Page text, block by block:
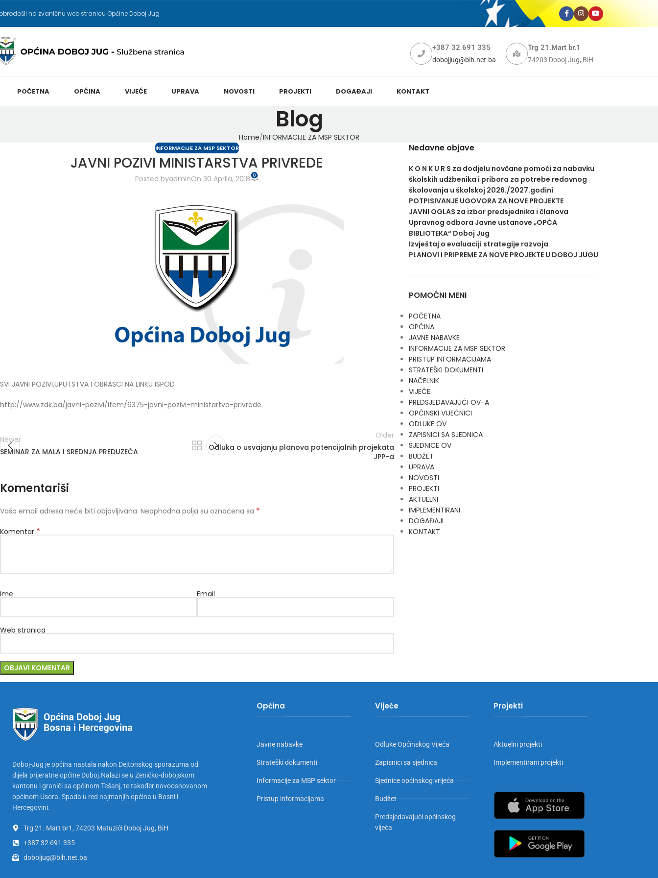
na zvaničnu web stranicu Općine Doboj Jug
+387 32 691 335
dobojjug@bih.net.ba
Trg 21.Mart br.1
74203 Doboj Jug, BiH
POČETNA OPĆINA VIJEĆE UPRAVA NOVOSTI PROJEKTI DOGAĐAJI KONTAKT
Blog
Home INFORMACIJE ZA MSP SEKTOR
INFORMACIJE ZA MSP SEKTOR
JAVNI POZIVI MINISTARSTVA PRIVREDE
Posted byadminOn 30 Aprila, 2018 0
SVI JAVNI POZIVI,UPUTSTVA I OBRASCI NA LINKU ISPOD
http://www.zdk.ba/javni-pozivi/item/6375-javni-pozivi-ministartva-privrede
Newer
SEMINAR ZA MALA I SREDNJA PREDUZEĆA
Older
Odluka o usvajanju planova potencijalnih projekata
JPP-a
Komentariši
Vaša email adresa neće biti objavljivana. Neophodna polja su označena sa *
Komentar *
Ime Email
Web stranica
Nedavne objave
K O N K U R S za dodjelu novčane pomoći za nabavku
školskih udžbenika i pribora za potrebe redovnog
školovanja u školskoj 2026./2027.godini
POTPISIVANJE UGOVORA ZA NOVE PROJEKTE
JAVNI OGLAS za izbor predsjednika i članova
Upravnog odbora Javne ustanove „OPĆA
BIBLIOTEKA“ Doboj Jug
Izvještaj o evaluaciji strategije razvoja
PLANOVI I PRIPREME ZA NOVE PROJEKTE U DOBOJ JUGU
POMOĆNI MENI
POČETNA
OPĆINA
JAVNE NABAVKE
INFORMACIJE ZA MSP SEKTOR
PRISTUP INFORMACIJAMA
STRATEŠKI DOKUMENTI
NAČELNIK
VIJEĆE
PREDSJEDAVAJUĆI OV-A
OPĆINSKI VIJEĆNICI
ODLUKE OV
ZAPISNICI SA SJEDNICA
SJEDNICE OV
BUDŽET
UPRAVA
NOVOSTI
PROJEKTI
AKTUELNI
IMPLEMENTIRANI
DOGAĐAJI
KONTAKT
Doboj-Jug je općina nastala nakon Dejtonskog sporazuma od
dijela prijeratne općine Doboj.Nalazi se u Zeničko-dobojskom
kantonu i graniči sa općinom Tešanj, te također novoosnovanom
općinom Usora. Spada u red najmanjih općina u Bosni i
Hercegovini.
Trg 21. Mart br1, 74203 Matuzići Doboj Jug, BiH
+387 32 691 335
dobojjug@bih.net.ba
Općina
Javne nabavke
Strateški dokumenti
Informacije za MSP sektor
Pristup informacijama
Vijeće
Odluke Općinskog Vijeća
Zapisnici sa sjednica
Sjednice općinskog vrijeća
Budžet
Predsjedavajući općinskog
vijeća
Projekti
Aktuelni projekti
Implementirani projekti